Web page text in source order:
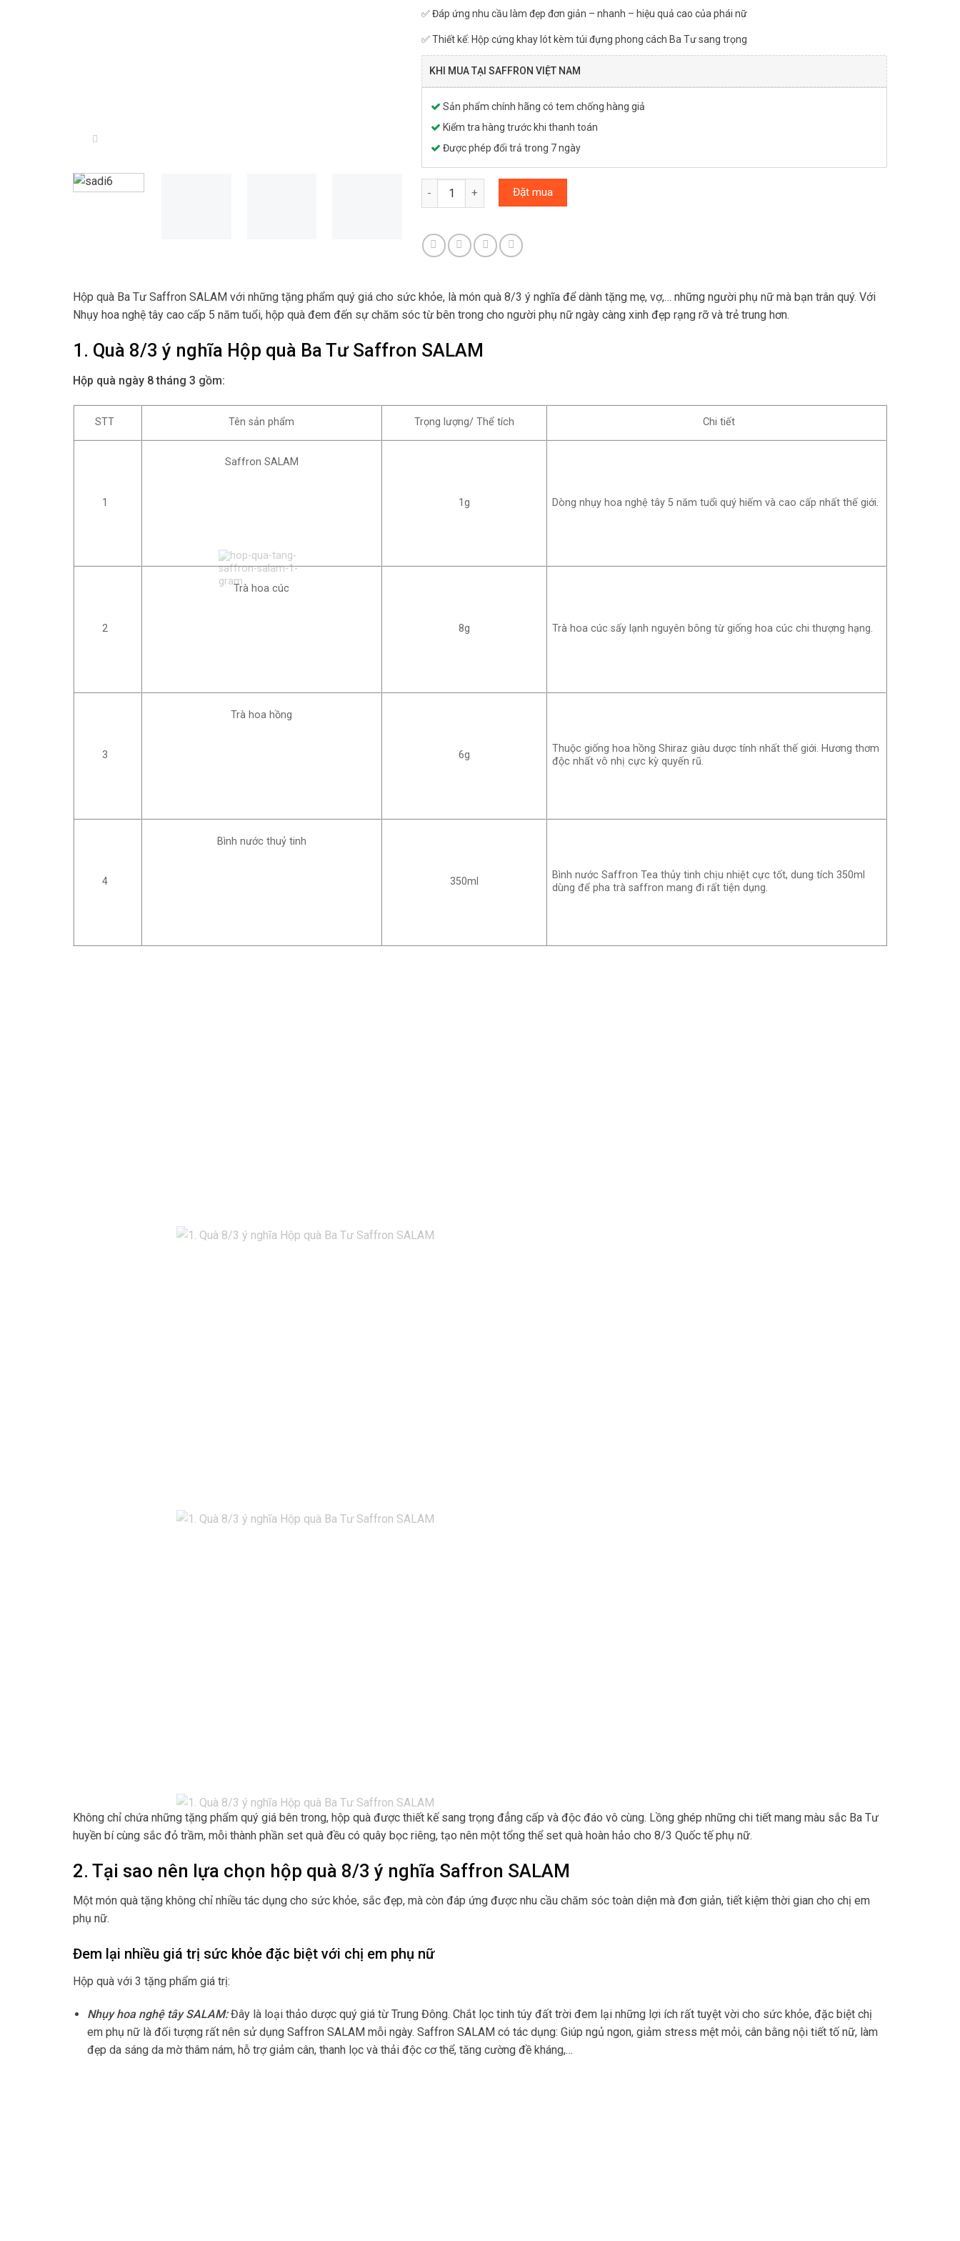
✅ Đáp ứng nhu cầu làm đẹp đơn giản – nhanh – hiệu quả cao của phái nữ
✅ Thiết kế: Hộp cứng khay lót kèm túi đựng phong cách Ba Tư sang trọng
KHI MUA TẠI SAFFRON VIỆT NAM
Sản phẩm chính hãng có tem chống hàng giả
Kiểm tra hàng trước khi thanh toán
Được phép đổi trả trong 7 ngày
Hộp quà Ba Tư Saffron SALAM & Trà hoa thượng hạng số lượng
Đặt mua
Hộp quà Ba Tư Saffron SALAM với những tặng phẩm quý giá cho sức khỏe, là món quà 8/3 ý nghĩa để dành tặng mẹ, vợ,… những người phụ nữ mà bạn trân quý. Với
Nhụy hoa nghệ tây cao cấp 5 năm tuổi, hộp quà đem đến sự chăm sóc từ bên trong cho người phụ nữ ngày càng xinh đẹp rạng rỡ và trẻ trung hơn.
1. Quà 8/3 ý nghĩa Hộp quà Ba Tư Saffron SALAM
Hộp quà ngày 8 tháng 3 gồm:
STT Tên sản phẩm Trọng lượng/ Thể tích Chi tiết
1
Saffron SALAM
1g Dòng nhụy hoa nghệ tây 5 năm tuổi quý hiếm và cao cấp nhất thế giới.
2
Trà hoa cúc
8g Trà hoa cúc sấy lạnh nguyên bông từ giống hoa cúc chi thượng hạng.
3
Trà hoa hồng
6g
Thuộc giống hoa hồng Shiraz giàu dược tính nhất thế giới. Hương thơm
độc nhất vô nhị cực kỳ quyến rũ.
4
Bình nước thuỷ tinh
350ml
Bình nước Saffron Tea thủy tinh chịu nhiệt cực tốt, dung tích 350ml
dùng để pha trà saffron mang đi rất tiện dụng.
Không chỉ chứa những tặng phẩm quý giá bên trong, hộp quà được thiết kế sang trọng đẳng cấp và độc đáo vô cùng. Lồng ghép những chi tiết mang màu sắc Ba Tư
huyền bí cùng sắc đỏ trầm, mỗi thành phần set quà đều có quây bọc riêng, tạo nên một tổng thể set quà hoàn hảo cho 8/3 Quốc tế phụ nữ.
2. Tại sao nên lựa chọn hộp quà 8/3 ý nghĩa Saffron SALAM
Một món quà tặng không chỉ nhiều tác dụng cho sức khỏe, sắc đẹp, mà còn đáp ứng được nhu cầu chăm sóc toàn diện mà đơn giản, tiết kiệm thời gian cho chị em
phụ nữ.
Đem lại nhiều giá trị sức khỏe đặc biệt với chị em phụ nữ
Hộp quà với 3 tặng phẩm giá trị:
Nhụy hoa nghệ tây SALAM:Đây là loại thảo dược quý giá từ Trung Đông. Chắt lọc tinh túy đất trời đem lại những lợi ích rất tuyệt vời cho sức khỏe, đặc biệt chị
em phụ nữ là đối tượng rất nên sử dụng Saffron SALAM mỗi ngày. Saffron SALAM có tác dụng: Giúp ngủ ngon, giảm stress mệt mỏi, cân bằng nội tiết tố nữ, làm
đẹp da sáng da mờ thâm nám, hỗ trợ giảm cân, thanh lọc và thải độc cơ thể, tăng cường đề kháng,…